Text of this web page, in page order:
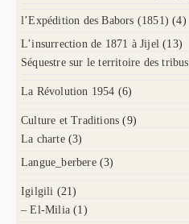
l’Expédition des Babors (1851) (4)
L’insurrection de 1871 à Jijel (13)
Séquestre sur le territoire des tribus
La Révolution 1954 (6)
Culture et Traditions (9)
La charte (3)
Langue_berbere (3)
Igilgili (21)
– El-Milia (1)